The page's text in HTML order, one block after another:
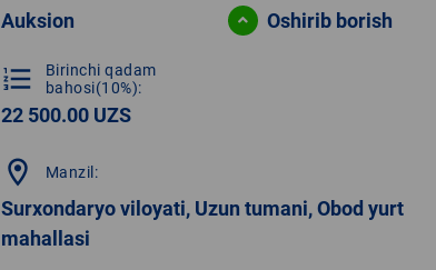
Auksion Oshirib borish
format_list_numbered
Birinchi qadam
bahosi(10%):
22 500.00 UZS
location_on Manzil:
Surxondaryo viloyati, Uzun tumani, Obod yurt
mahallasi